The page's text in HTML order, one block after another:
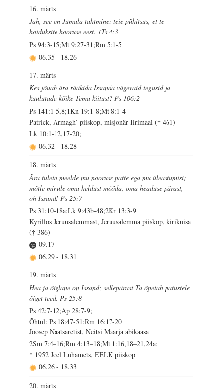
16. märts
Jah, see on Jumala tahtmine: teie pühitsus, et te
hoiduksite hooruse eest. 1Ts 4:3
Ps 94:3-15;Mt 9:27-31;Rm 5:1-5
06.35 - 18.26
17. märts
Kes jõuab ära rääkida Issanda vägevaid tegusid ja
kuulutada kõike Tema kiitust? Ps 106:2
Ps 141:1-5,8;1Kn 19:1-8;Mt 8:1-4
Patrick, Armagh’ piiskop, misjonär Iirimaal († 461)
Lk 10:1-12,17-20;
06.32 - 18.28
18. märts
Ära tuleta meelde mu nooruse patte ega mu üleastumisi;
mõtle minule oma heldust mööda, oma headuse pärast,
oh Issand! Ps 25:7
Ps 31:10-18a;Lk 9:43b-48;2Kr 13:3-9
Kyrillos Jeruusalemmast, Jeruusalemma piiskop, kirikuisa
(† 386)
09.17
06.29 - 18.31
19. märts
Hea ja õiglane on Issand; sellepärast Ta õpetab patustele
õiget teed. Ps 25:8
Ps 42:7-12;Ap 28:7-9;
Õhtul: Ps 18:47-51;Rm 16:17-20
Joosep Naatsaretist, Neitsi Maarja abikaasa
2Sm 7:4–16;Rm 4:13–18;Mt 1:16,18–21,24a;
* 1952 Joel Luhamets, EELK piiskop
06.26 - 18.33
20. märts